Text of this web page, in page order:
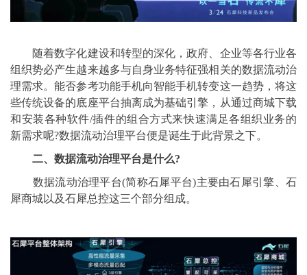
随着数字化建设和转型的深化，政府、企业等各行业各
组织势必产生越来越多与自身业务特征强相关的数据流动治
理需求。能否参考功能手机向智能手机转变这一趋势，将这
些传统设备的底座平台抽离成为基础引擎，从通过商城下载
和安装各种软件/插件的组合方式来快速满足各组织业务的
新需求呢?数据流动治理平台便是诞生于此背景之下。
二、数据流动治理平台是什么?
数据流动治理平台(简称石犀平台)主要由石犀引擎、石
犀商城以及石犀总控这三个部分组成。